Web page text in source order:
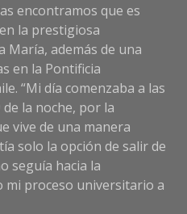
encontramos que es
la prestigiosa
María, además de una
en la Pontificia
“Mi día comenzaba a las
la noche, por la
vive de una manera
solo la opción de salir de
seguía hacia la
mi proceso universitario a